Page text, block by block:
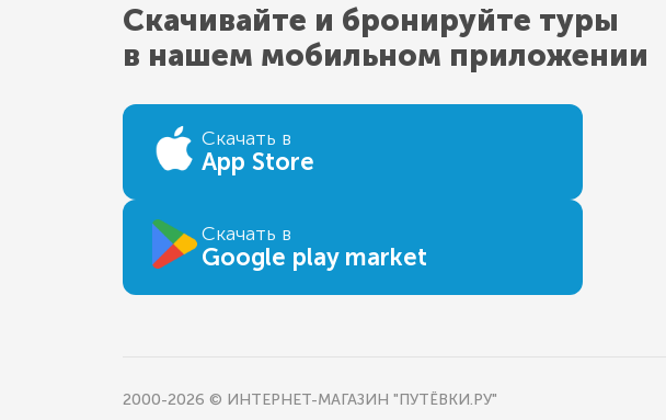
Скачивайте и бронируйте туры
в нашем мобильном приложении
Скачать в
App Store
Скачать в
Google play market
2000-2026 © ИНТЕРНЕТ-МАГАЗИН "ПУТЁВКИ.РУ"